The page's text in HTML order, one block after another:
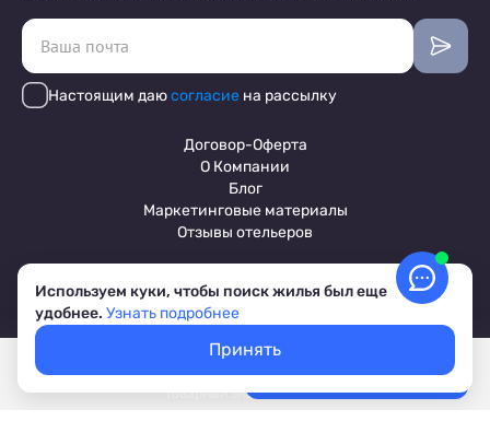
Покажем свободное жилье
Выбрать даты
Настоящим даюсогласие на рассылку
Договор-Оферта
О Компании
Блог
Маркетинговые материалы
Отзывы отельеров
© 2017-2026 ПриветТур™
Российский сервис бронирования жилья, официальный сайт,
товарный знак №842642
Пользовательское соглашение
Обработка персональных данных
Условия бронирования объектов
Используем куки, чтобы поиск жилья был еще
удобнее. Узнать подробнее
Принять